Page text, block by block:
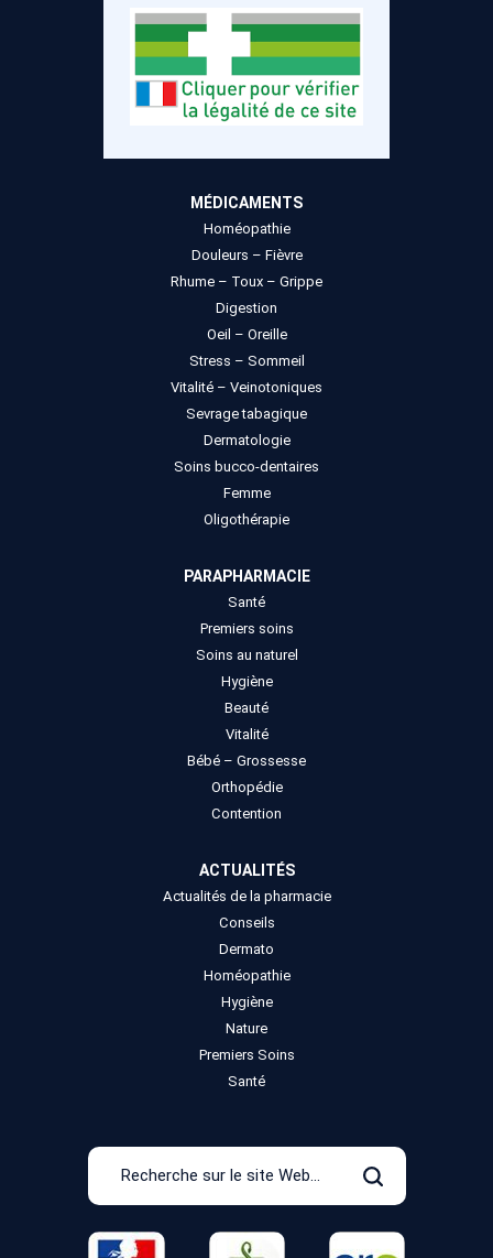
MÉDICAMENTS
Homéopathie
Douleurs – Fièvre
Rhume – Toux – Grippe
Digestion
Oeil – Oreille
Stress – Sommeil
Vitalité – Veinotoniques
Sevrage tabagique
Dermatologie
Soins bucco-dentaires
Femme
Oligothérapie
PARAPHARMACIE
Santé
Premiers soins
Soins au naturel
Hygiène
Beauté
Vitalité
Bébé – Grossesse
Orthopédie
Contention
ACTUALITÉS
Actualités de la pharmacie
Conseils
Dermato
Homéopathie
Hygiène
Nature
Premiers Soins
Santé
Recherche
le
site
Rechercher